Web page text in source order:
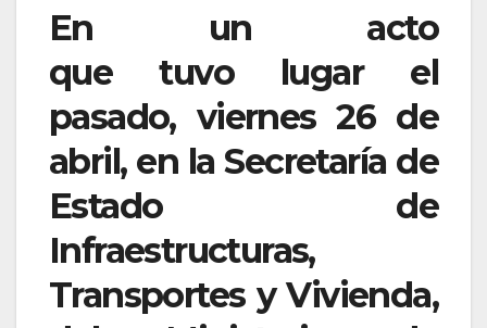
En un acto
que tuvo lugar el
pasado, viernes 26 de
abril, en la Secretaría de
Estado de
Infraestructuras,
Transportes y Vivienda,